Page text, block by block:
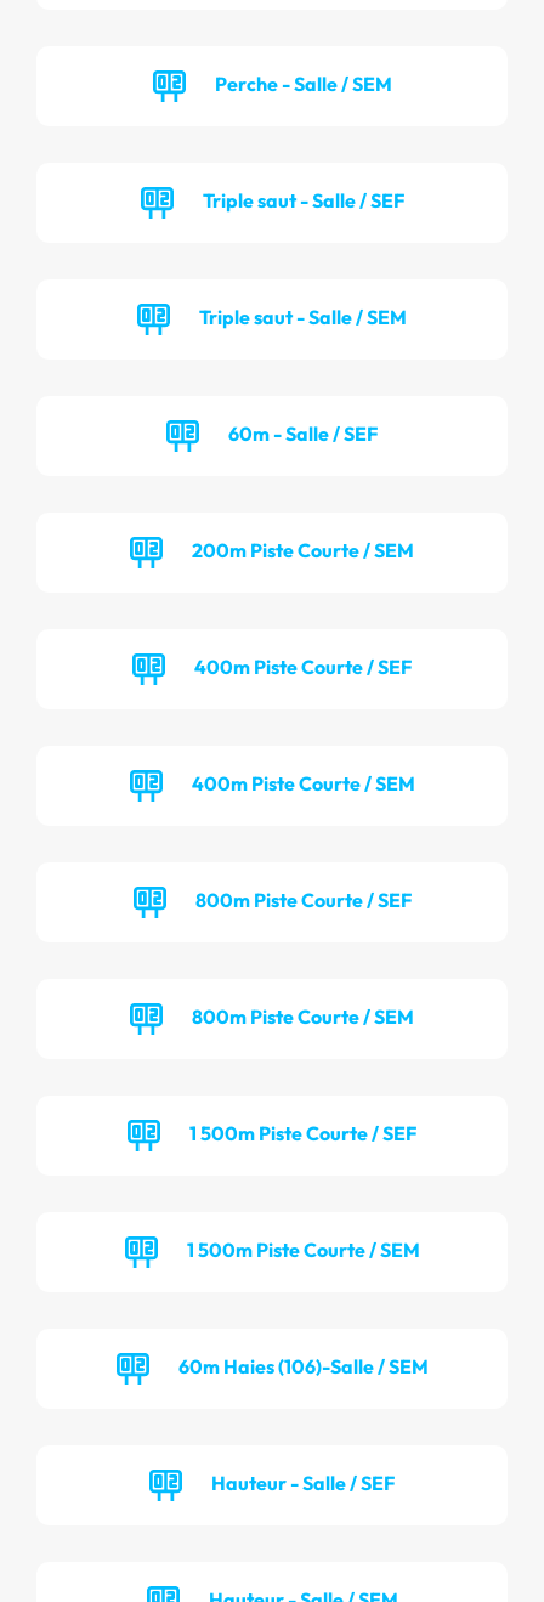
Perche - Salle / SEM
Triple saut - Salle / SEF
Triple saut - Salle / SEM
60m - Salle / SEF
200m Piste Courte / SEM
400m Piste Courte / SEF
400m Piste Courte / SEM
800m Piste Courte / SEF
800m Piste Courte / SEM
1 500m Piste Courte / SEF
1 500m Piste Courte / SEM
60m Haies (106)-Salle / SEM
Hauteur - Salle / SEF